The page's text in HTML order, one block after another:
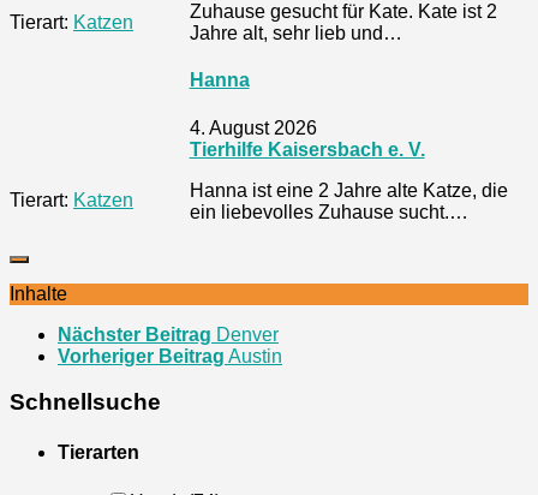
Tierart: Katzen
Zuhause gesucht für Kate. Kate ist 2
Jahre alt, sehr lieb und…
Tierart: Katzen
Hanna
4. August 2026
Tierhilfe Kaisersbach e. V.
Hanna ist eine 2 Jahre alte Katze, die
ein liebevolles Zuhause sucht.…
Inhalte
Nächster Beitrag Denver
Vorheriger Beitrag Austin
Schnellsuche
Tierarten